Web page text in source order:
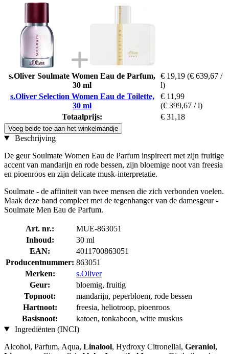
s.Oliver Soulmate Women Eau de Parfum,
30 ml
€ 19,19 (€ 639,67 /
l)
s.Oliver Selection Women Eau de Toilette,
30 ml
€ 11,99
(€ 399,67 / l)
Totaalprijs:
€ 31,18
Voeg beide toe aan het winkelmandje
Beschrijving
De geur Soulmate Women Eau de Parfum inspireert met zijn fruitige
accent van mandarijn en rode bessen, zijn bloemige noot van freesia
en pioenroos en zijn delicate musk-interpretatie.
Soulmate - de affiniteit van twee mensen die zich verbonden voelen.
Maak deze band compleet met de tegenhanger van de damesgeur -
Soulmate Men Eau de Parfum.
Art. nr.:
MUE-863051
Inhoud:
30 ml
EAN:
4011700863051
Producentnummer: 863051
Merken:
s.Oliver
Geur:
bloemig, fruitig
Topnoot:
mandarijn, peperbloem, rode bessen
Hartnoot:
freesia, heliotroop, pioenroos
Basisnoot:
katoen, tonkaboon, witte muskus
Ingrediënten (INCI)
Alcohol, Parfum, Aqua, Linalool, Hydroxy Citronellal, Geraniol,